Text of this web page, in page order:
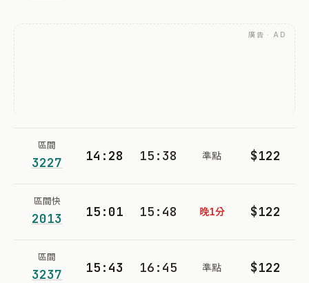
廣告 · AD
區間
3227 14:28 15:38 準點 $122
區間快
2013 15:01 15:48 晚1分 $122
區間
3237 15:43 16:45 準點 $122